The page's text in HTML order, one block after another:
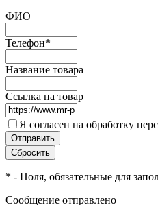
ФИО
Телефон*
Название товара
Ссылка на товар
Я согласен на обработку
* - Поля, обязательные для
Сообщение отправлено